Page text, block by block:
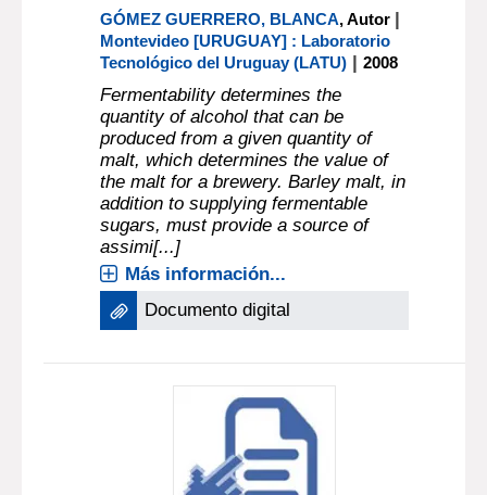
GÓMEZ GUERRERO, BLANCA, Autor |
Montevideo [URUGUAY] : Laboratorio
Tecnológico del Uruguay (LATU) |2008
Fermentability determines the
quantity of alcohol that can be
produced from a given quantity of
malt, which determines the value of
the malt for a brewery. Barley malt, in
addition to supplying fermentable
sugars, must provide a source of
assimi[...]
Más información...
Documento digital